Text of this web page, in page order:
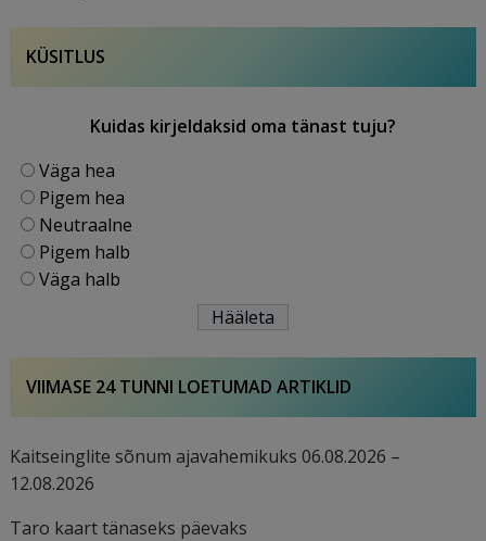
KÜSITLUS
Kuidas kirjeldaksid oma tänast tuju?
Väga hea
Pigem hea
Neutraalne
Pigem halb
Väga halb
VIIMASE 24 TUNNI LOETUMAD ARTIKLID
Kaitseinglite sõnum ajavahemikuks 06.08.2026 –
12.08.2026
Taro kaart tänaseks päevaks